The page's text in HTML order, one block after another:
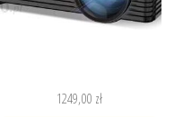
1249,00 zł